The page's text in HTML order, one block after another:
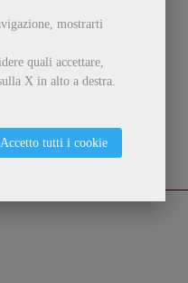
mostrarti
quali accettare,
X in alto a destra.
Accetto tutti i cookie